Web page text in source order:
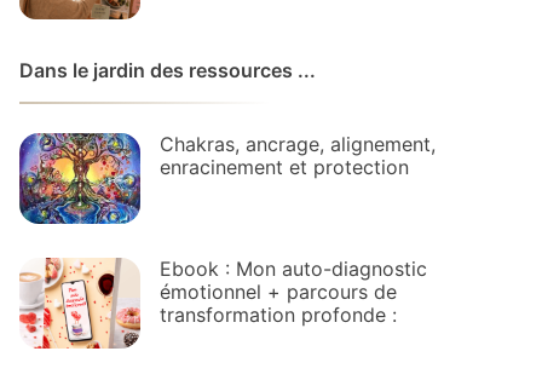
Dans le jardin des ressources ...
Chakras, ancrage, alignement,
enracinement et protection
Ebook : Mon auto-diagnostic
émotionnel + parcours de
transformation profonde :